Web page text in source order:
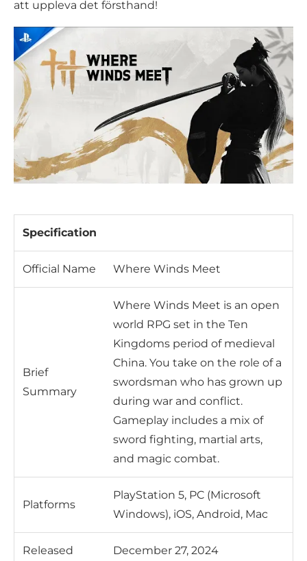
att uppleva det försthand!
Specification
Official Name Where Winds Meet
Brief
Summary
Where Winds Meet is an open
world RPG set in the Ten
Kingdoms period of medieval
China. You take on the role of a
swordsman who has grown up
during war and conflict.
Gameplay includes a mix of
sword fighting, martial arts,
and magic combat.
Platforms
PlayStation 5, PC (Microsoft
Windows), iOS, Android, Mac
Released December 27, 2024